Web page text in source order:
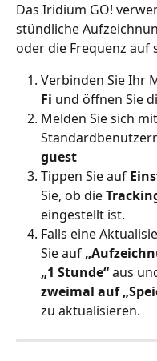
Das Iridium GO!
stündliche
oder die Frequenz auf
Verbinden Sie Ihr
Fi und öffnen Sie
Melden Sie sich
guest
Tippen Sie auf
Sie, ob die
eingestellt ist.
Falls eine
Sie auf
„1 Stunde“ aus
zweimal auf
zu aktualisieren.